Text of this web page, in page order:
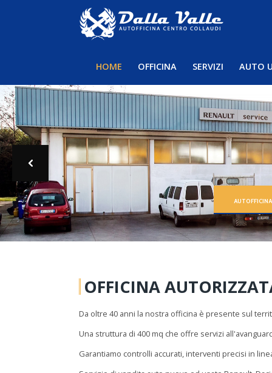
HOME OFFICINA SERVIZI AUTO
OFFICINA
Da oltre 40 anni la nostra officina è presente sul
Una struttura di 400 mq che offre servizi
Garantiamo controlli accurati, interventi precisi in